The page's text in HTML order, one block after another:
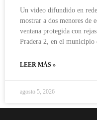
Un video difundido en
mostrar a dos menores de
ventana protegida con
Pradera 2, en el municipio
LEER MÁS »
agosto 5, 2026